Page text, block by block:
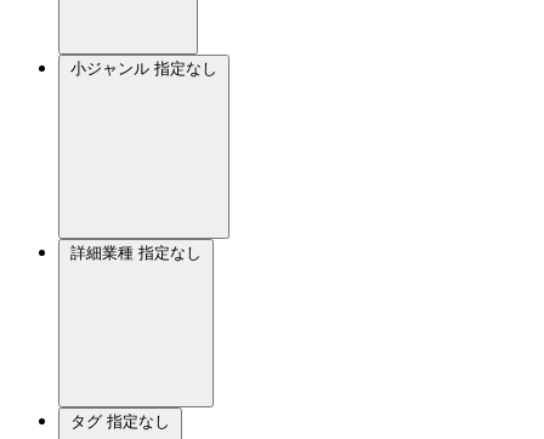
小ジャンル 指定なし
詳細業種 指定なし
タグ 指定なし